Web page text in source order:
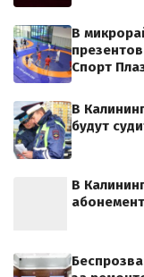
В
Спорт
В
будут
В